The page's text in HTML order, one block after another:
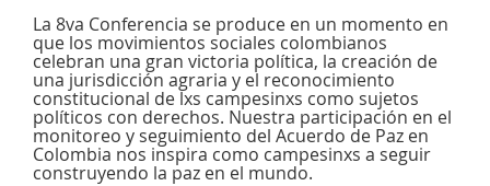
La 8va Conferencia se produce en un momento en
que los movimientos sociales colombianos
celebran una gran victoria política, la creación de
una jurisdicción agraria y el reconocimiento
constitucional de lxs campesinxs como sujetos
políticos con derechos. Nuestra participación en el
monitoreo y seguimiento del Acuerdo de Paz en
Colombia nos inspira como campesinxs a seguir
construyendo la paz en el mundo.